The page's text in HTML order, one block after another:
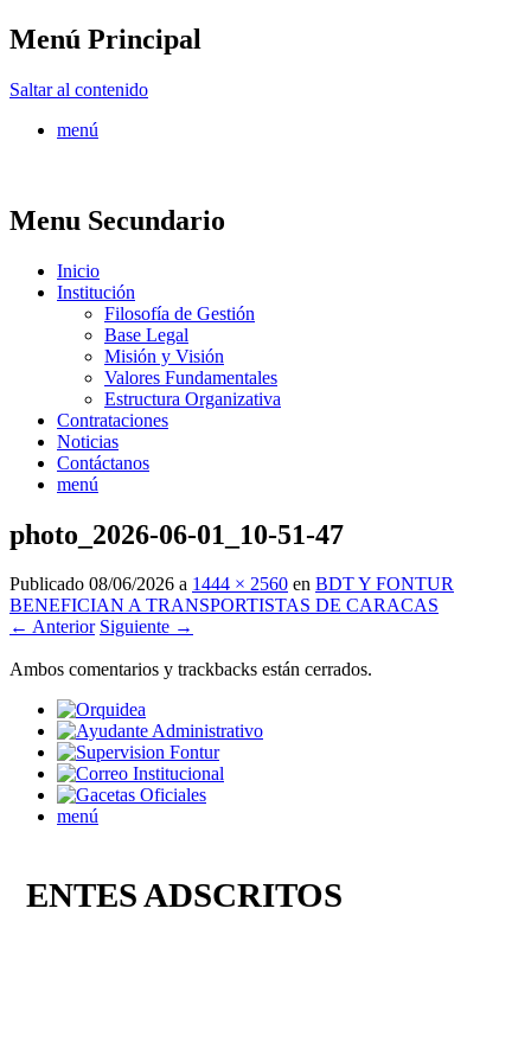
Menú Principal
Saltar al contenido
menú
Menu Secundario
Inicio
Institución
Filosofía de Gestión
Base Legal
Misión y Visión
Valores Fundamentales
Estructura Organizativa
Contrataciones
Noticias
Contáctanos
menú
photo_2026-06-01_10-51-47
Publicado 08/06/2026 a 1444 × 2560 en BDT Y FONTUR
BENEFICIAN A TRANSPORTISTAS DE CARACAS
← Anterior Siguiente →
Ambos comentarios y trackbacks están cerrados.
menú
ENTES ADSCRITOS